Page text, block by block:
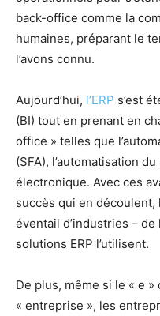
back-office comme la
humaines, préparant le
l’avons connu.
Aujourd’hui, l’ERP s’est
(BI) tout en prenant en
office » telles que
(SFA), l’automatisation
électronique. Avec ces
succès qui en découlent,
éventail d’industries –
solutions ERP l’utilisent.
De plus, même si le « e »
« entreprise », les